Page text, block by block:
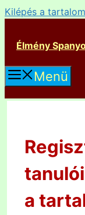
Kilépés a
Élmény
Menü
a